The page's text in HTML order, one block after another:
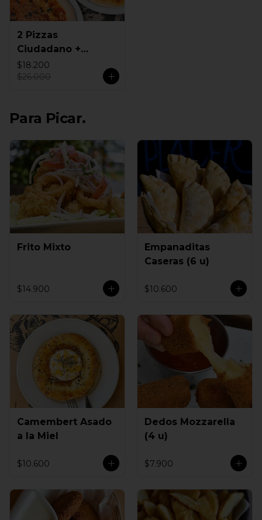
2 Pizzas
Ciudadano +
Empanadas
$18.200
$26.000
Para Picar.
Frito Mixto
$14.900
Empanaditas
Caseras (6 u)
$10.600
Camembert Asado
a la Miel
$10.600
Dedos Mozzarella
(4 u)
$7.900